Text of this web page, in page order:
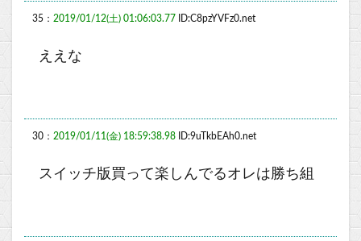
35： 2019/01/12(土) 01:06:03.77 ID:C8pzYVFz0.net
ええな
30： 2019/01/11(金) 18:59:38.98 ID:9uTkbEAh0.net
スイッチ版買って楽しんでるオレは勝ち組